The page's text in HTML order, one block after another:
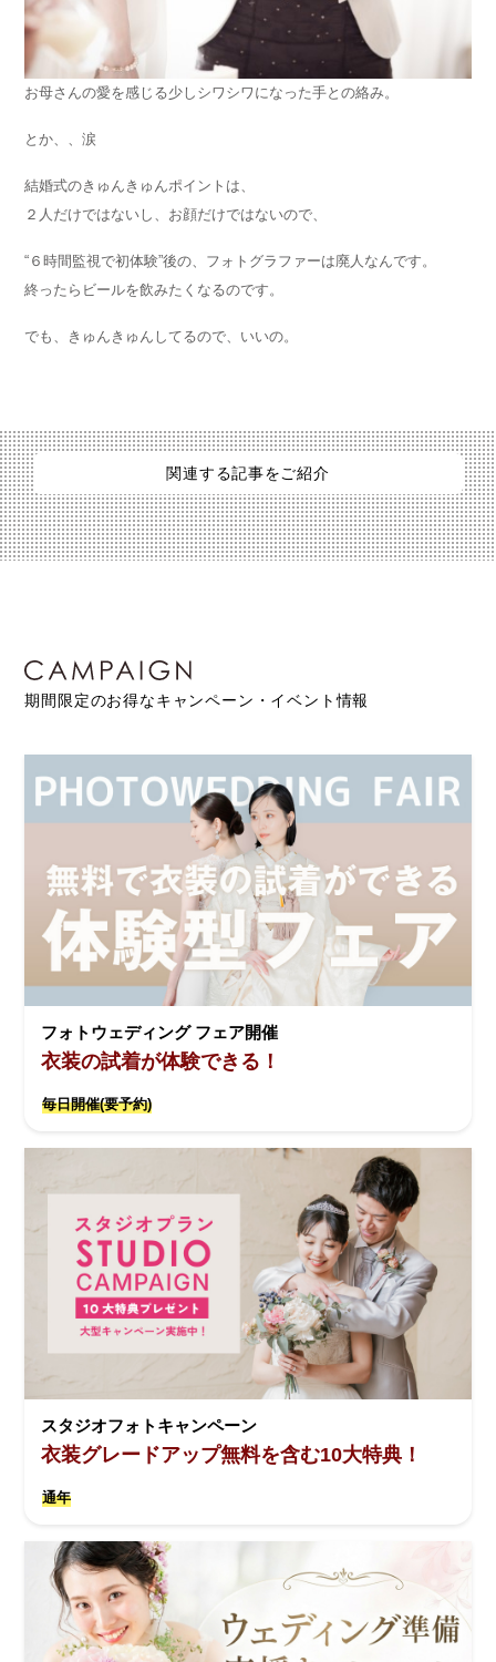
お母さんの愛を感じる少しシワシワになった手との絡み。
とか、、涙
結婚式のきゅんきゅんポイントは、
２人だけではないし、お顔だけではないので、
“６時間監視で初体験”後の、フォトグラファーは廃人なんです。
終ったらビールを飲みたくなるのです。
でも、きゅんきゅんしてるので、いいの。
関連する記事をご紹介
期間限定のお得なキャンペーン・イベント情報
フォトウェディング フェア開催
衣装の試着が体験できる！
毎日開催(要予約)
スタジオフォトキャンペーン
衣装グレードアップ無料を含む10大特典！
通年